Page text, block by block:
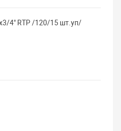
4" RTP /120/15 шт.уп/